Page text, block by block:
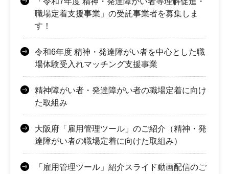
職場定着支援事業」の受託事業者を募集しま
す！
令和6年度 精神・発達障がい者を中心とした職
場体験受入れマッチング支援事業
精神障がい者・発達障がい者の職場定着に向け
た取組み
大阪府「雇用管理ツール」のご紹介（精神・発
達障がい者の職場定着に向けた取組み）
「雇用管理ツール」紹介スライド動画配信のご